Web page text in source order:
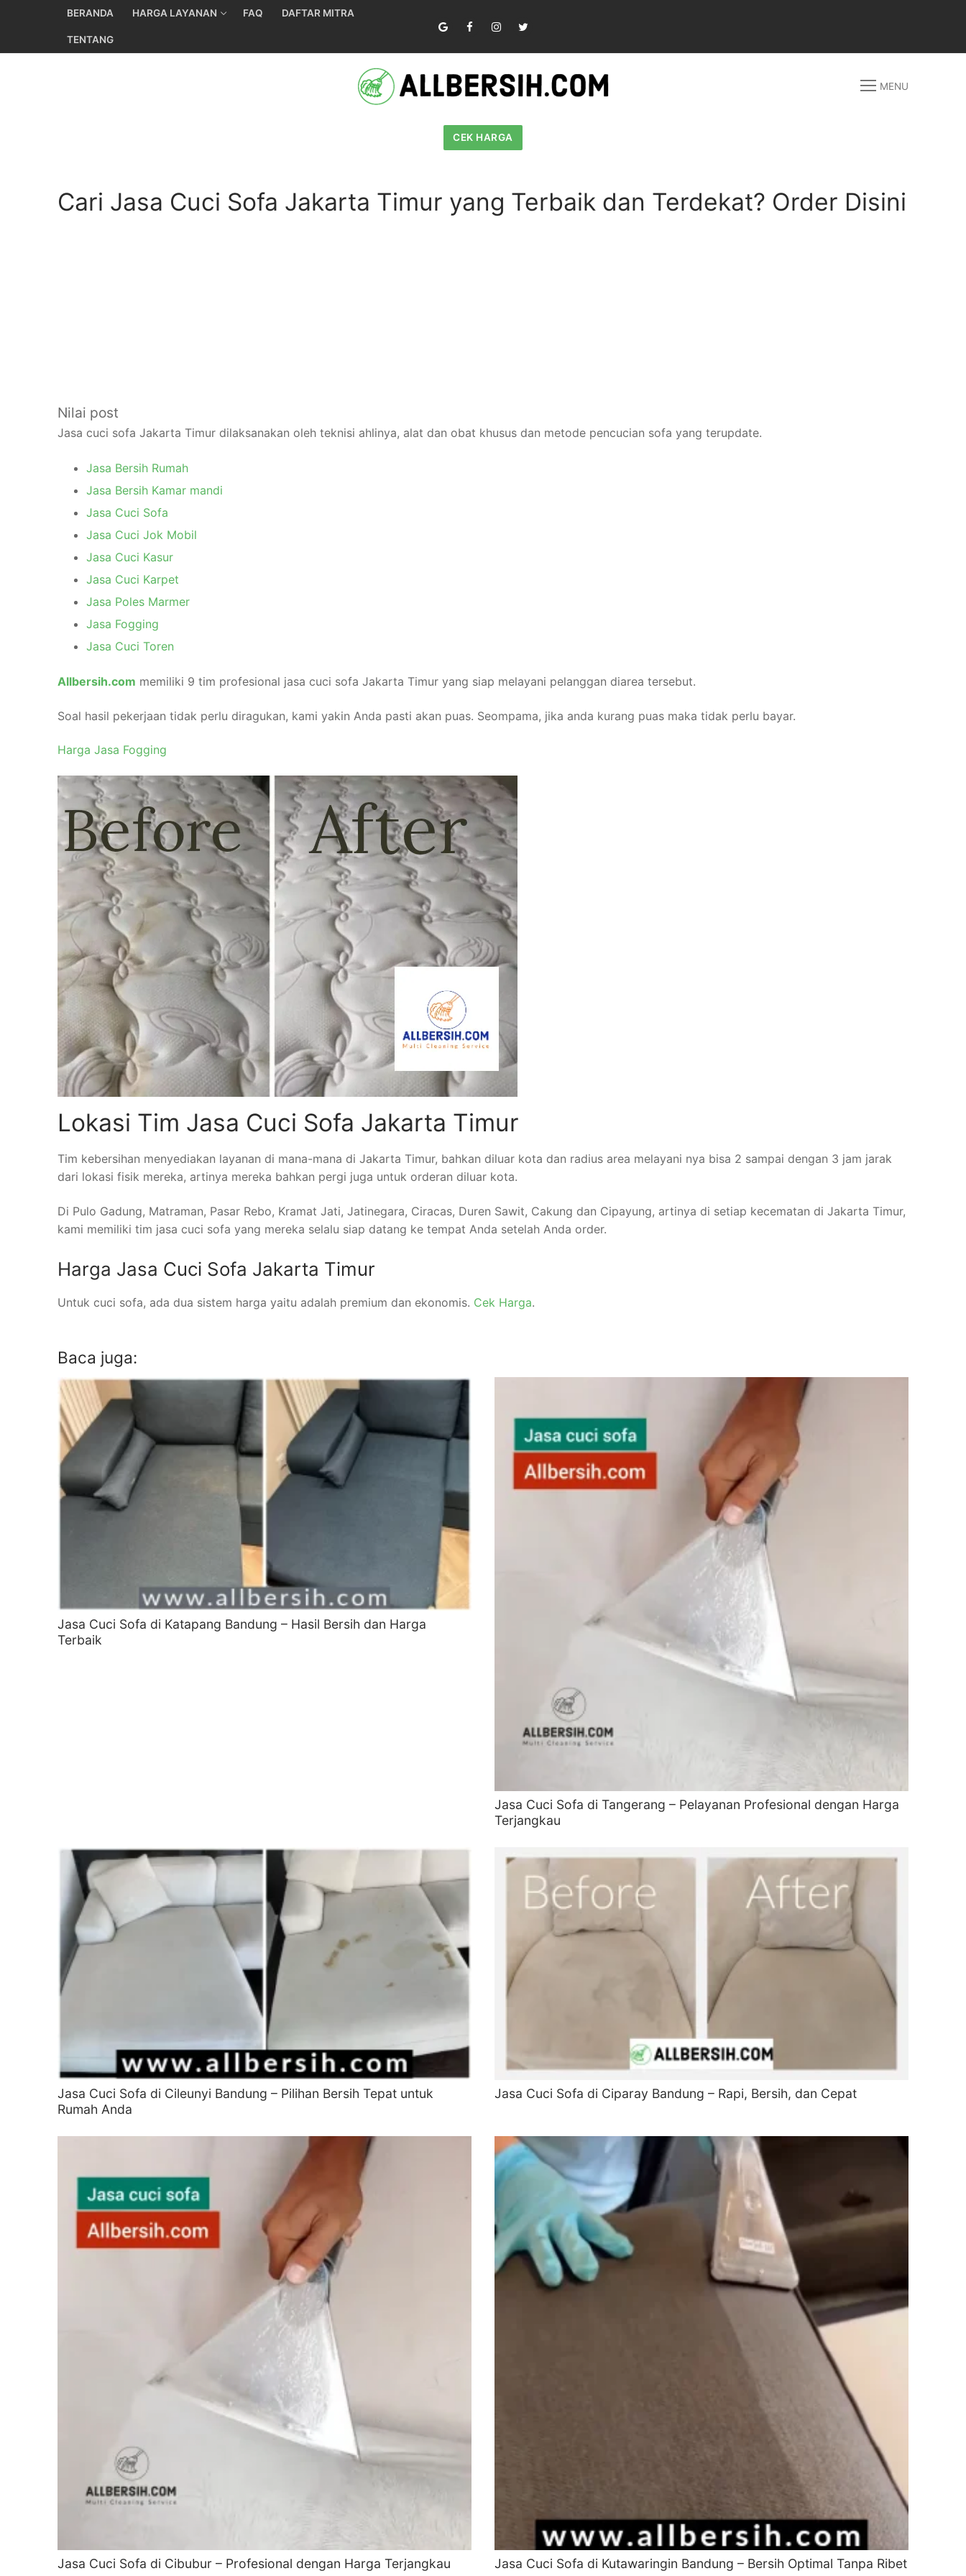
BERANDA HARGA LAYANAN FAQ DAFTAR MITRA
TENTANG
MENU
CEK HARGA
Cari Jasa Cuci Sofa Jakarta Timur yang Terbaik dan Terdekat? Order Disini
Nilai post
Jasa cuci sofa Jakarta Timur dilaksanakan oleh teknisi ahlinya, alat dan obat khusus dan metode pencucian sofa yang terupdate.
Jasa Bersih Rumah
Jasa Bersih Kamar mandi
Jasa Cuci Sofa
Jasa Cuci Jok Mobil
Jasa Cuci Kasur
Jasa Cuci Karpet
Jasa Poles Marmer
Jasa Fogging
Jasa Cuci Toren
Allbersih.com memiliki 9 tim profesional jasa cuci sofa Jakarta Timur yang siap melayani pelanggan diarea tersebut.
Soal hasil pekerjaan tidak perlu diragukan, kami yakin Anda pasti akan puas. Seompama, jika anda kurang puas maka tidak perlu bayar.
Harga Jasa Fogging
Lokasi Tim Jasa Cuci Sofa Jakarta Timur
Tim kebersihan menyediakan layanan di mana-mana di Jakarta Timur, bahkan diluar kota dan radius area melayani nya bisa 2 sampai dengan 3 jam jarak
dari lokasi fisik mereka, artinya mereka bahkan pergi juga untuk orderan diluar kota.
Di Pulo Gadung, Matraman, Pasar Rebo, Kramat Jati, Jatinegara, Ciracas, Duren Sawit, Cakung dan Cipayung, artinya di setiap kecematan di Jakarta Timur,
kami memiliki tim jasa cuci sofa yang mereka selalu siap datang ke tempat Anda setelah Anda order.
Harga Jasa Cuci Sofa Jakarta Timur
Untuk cuci sofa, ada dua sistem harga yaitu adalah premium dan ekonomis. Cek Harga.
Baca juga:
Jasa Cuci Sofa di Katapang Bandung – Hasil Bersih dan Harga
Terbaik
Jasa Cuci Sofa di Tangerang – Pelayanan Profesional dengan Harga
Terjangkau
Jasa Cuci Sofa di Cileunyi Bandung – Pilihan Bersih Tepat untuk
Rumah Anda
Jasa Cuci Sofa di Ciparay Bandung – Rapi, Bersih, dan Cepat
Jasa Cuci Sofa di Cibubur – Profesional dengan Harga Terjangkau Jasa Cuci Sofa di Kutawaringin Bandung – Bersih Optimal Tanpa Ribet